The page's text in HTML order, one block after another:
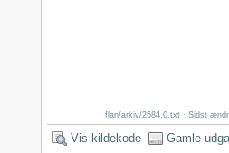
flan/arkiv/2584.0.txt · Sidst
Vis kildekode
Gamle